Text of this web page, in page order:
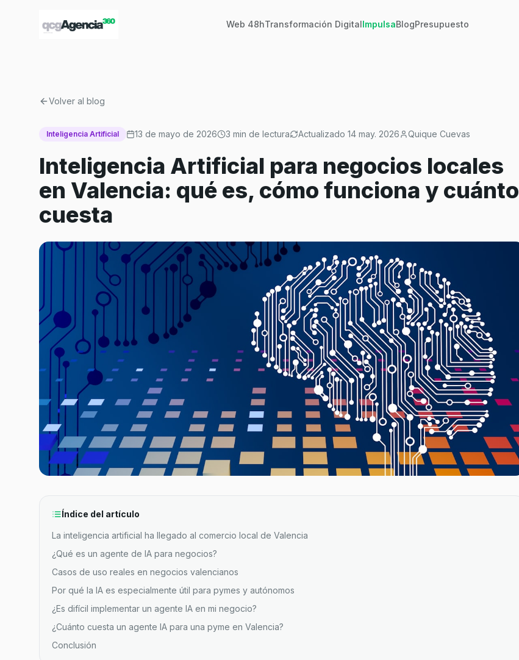
Web 48hTransformación DigitalImpulsaBlogPresupuesto
Volver al blog
Inteligencia Artificial 13 de mayo de 2026 3 min de lectura Actualizado 14 may. 2026 Quique Cuevas
Inteligencia Artificial para negocios locales
en Valencia: qué es, cómo funciona y cuánto
cuesta
Índice del artículo
La inteligencia artificial ha llegado al comercio local de Valencia
¿Qué es un agente de IA para negocios?
Casos de uso reales en negocios valencianos
Por qué la IA es especialmente útil para pymes y autónomos
¿Es difícil implementar un agente IA en mi negocio?
¿Cuánto cuesta un agente IA para una pyme en Valencia?
Conclusión